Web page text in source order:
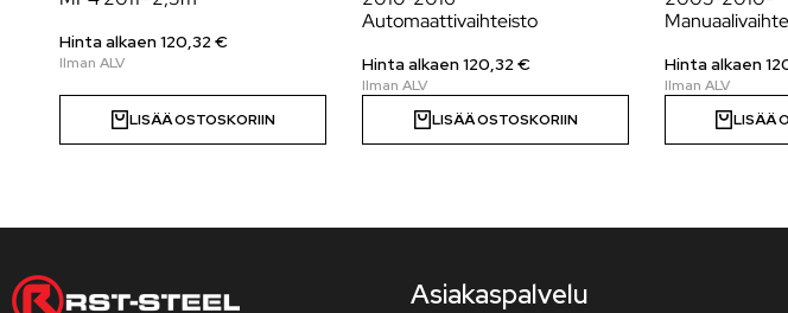
Hinta alkaen 120,32 €
LISÄÄ OSTOSKORIIN
Automaattivaihteisto
Hinta alkaen 120,32 €
LISÄÄ OSTOSKORIIN
Hinta alkaen
LISÄÄ
Asiakaspalvelu